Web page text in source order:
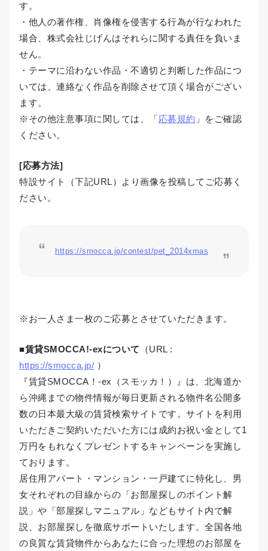
す。
・他人の著作権、肖像権を侵害する行為が行なわれた
場合、株式会社じげんはそれらに関する責任を負いま
せん。
・テーマに沿わない作品・不適切と判断した作品につ
いては、連絡なく作品を削除させて頂く場合がござい
ます。
※その他注意事項に関しては、「応募規約 」をご確認
ください。
[応募方法]
特設サイト（下記URL）より画像を投稿してご応募く
ださい。
https://smocca.jp/contest/pet_2014xmas
※お一人さま一枚のご応募とさせていただきます。
■賃貸SMOCCA!-exについて （URL :
https://smocca.jp/ ）
『賃貸SMOCCA！-ex（スモッカ！）』は、北海道か
ら沖縄までの物件情報が毎日更新される物件名公開多
数の日本最大級の賃貸検索サイトです。サイトを利用
いただきご契約いただいた方には成約お祝い金として1
万円をもれなくプレゼントするキャンペーンを実施し
ております。
居住用アパート・マンション・一戸建てに特化し、男
女それぞれの目線からの「お部屋探しのポイント解
説」や「部屋探しマニュアル」などもサイト内で解
説、お部屋探しを徹底サポートいたします。全国各地
の良質な賃貸物件からあなたに合った理想のお部屋を